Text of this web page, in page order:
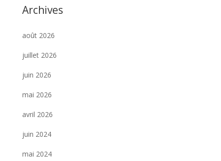
Archives
août 2026
juillet 2026
juin 2026
mai 2026
avril 2026
juin 2024
mai 2024